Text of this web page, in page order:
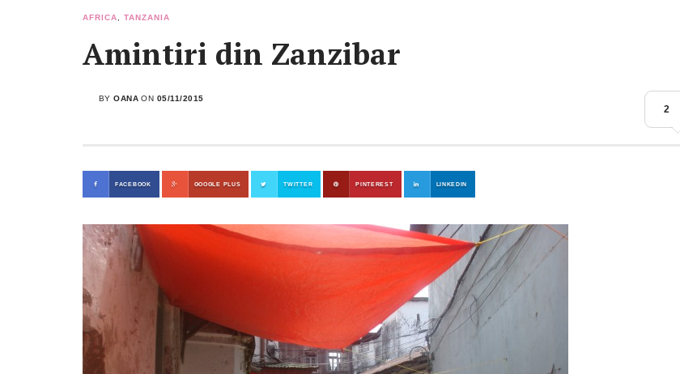
AFRICA TANZANIA
Amintiri din Zanzibar
BYOANA ON 05/11/2015
2
FACEBOOK GOOGLE PLUS TWITTER PINTEREST LINKEDIN